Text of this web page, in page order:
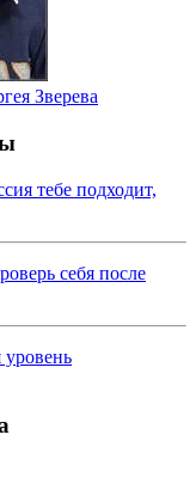
Зверева
тебе подходит,
себя после
уровень